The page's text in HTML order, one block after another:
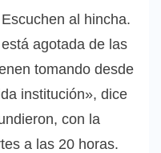
al hincha.
agotada de las
tomando desde
institución», dice
con la
a las 20 horas.